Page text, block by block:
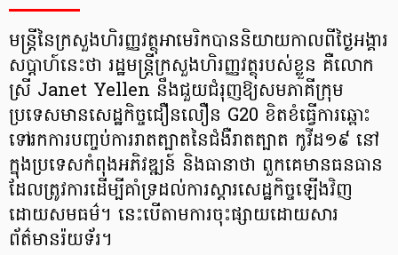
មន្ត្រីនៃក្រសួងហិរញ្ញវត្ថុអាមេរិកបាននិយាយកាលពីថ្ងៃអង្គារ
សប្តាហ៍នេះថា រដ្ឋមន្ត្រីក្រសួងហិរញ្ញវត្ថុរបស់ខ្លួន គឺលោក
ស្រី Janet Yellen នឹងជួយជំរុញឱ្យសមភាគីក្រុម
ប្រទេសមានសេដ្ឋកិច្ចជឿនលឿន G20 ខិតខំធ្វើការឆ្ពោះ
ទៅរកការបញ្ចប់ការរាតត្បាតនៃជំងឺរាតត្បាត កូវីដ១៩ នៅ
ក្នុងប្រទេសកំពុងអភិវឌ្ឍន៍ និងធានាថា ពួកគេមានធនធាន
ដែលត្រូវការដើម្បីគាំទ្រដល់ការស្តារសេដ្ឋកិច្ចឡើងវិញ
ដោយសមធម៌។ នេះបើតាមការចុះផ្សាយដោយសារ
ព័ត៌មានរ៉យទ័រ។